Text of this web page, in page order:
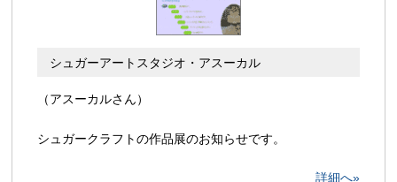
シュガーアートスタジオ・アスーカル
（アスーカルさん）
シュガークラフトの作品展のお知らせです。
詳細へ»